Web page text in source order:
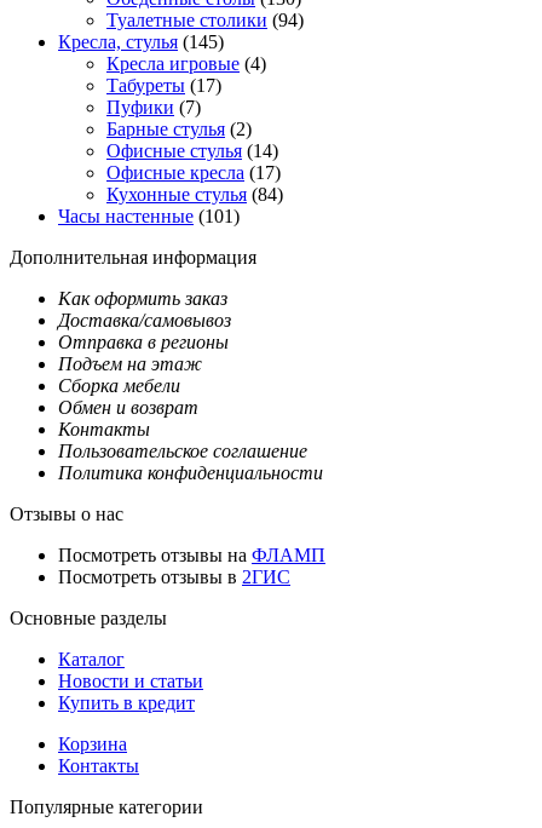
Туалетные столики (94)
Кресла, стулья (145)
Кресла игровые (4)
Табуреты (17)
Пуфики (7)
Барные стулья (2)
Офисные стулья (14)
Офисные кресла (17)
Кухонные стулья (84)
Часы настенные (101)
Дополнительная информация
Как оформить заказ
Доставка/самовывоз
Отправка в регионы
Подъем на этаж
Сборка мебели
Обмен и возврат
Контакты
Пользовательское соглашение
Политика конфиденциальности
Отзывы о нас
Посмотреть отзывы на ФЛАМП
Посмотреть отзывы в 2ГИС
Основные разделы
Каталог
Новости и статьи
Купить в кредит
Корзина
Контакты
Популярные категории